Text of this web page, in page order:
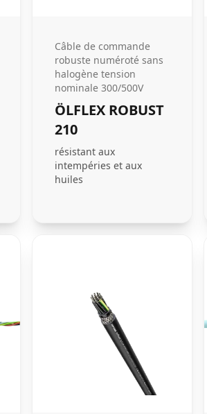
Câble de commande
robuste numéroté sans
halogène tension
nominale 300/500V
ÖLFLEX ROBUST
210
résistant aux
intempéries et aux
huiles